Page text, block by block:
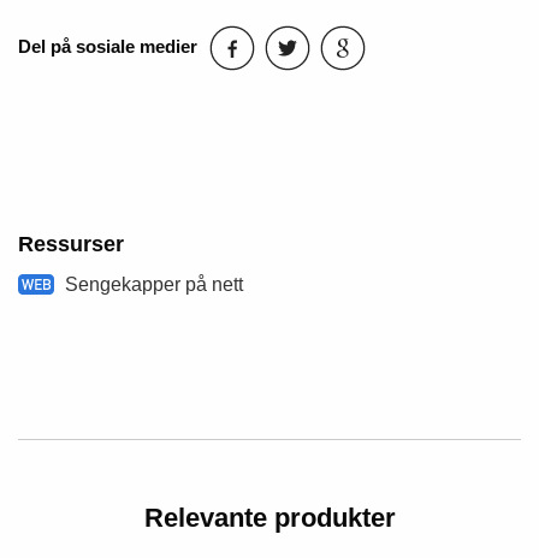
Del på sosiale medier
Ressurser
Sengekapper på nett
Relevante produkter